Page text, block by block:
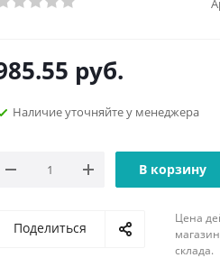
руб.
Наличие уточняйте у менеджера
В корзину
Поделиться
Цена
склада.